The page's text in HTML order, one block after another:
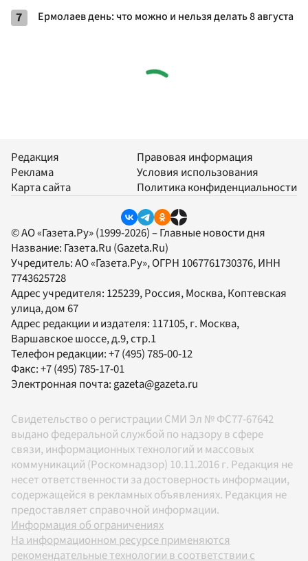
7 Ермолаев день: что можно и нельзя делать 8 августа
Редакция
Реклама
Карта сайта
Правовая информация
Условия использования
Политика конфиденциальности
© АО «Газета.Ру» (1999-2026) – Главные новости дня
Название: Газета.Ru (Gazeta.Ru)
Учредитель:АО «Газета.Ру», ОГРН 1067761730376, ИНН
7743625728
Адрес учредителя: 125239, Россия, Москва, Коптевская
улица, дом 67
Адрес редакции и издателя: 117105, г. Москва,
Варшавское шоссе, д.9, стр.1
Телефон редакции:+7 (495) 785-00-12
Факс:+7 (495) 785-17-01
Электронная почта:gazeta@gazeta.ru
Свидетельство о регистрации СМИ Эл № ФС77-67642
выдано федеральной службой по надзору в сфере
связи, информационных технологий и массовых
коммуникаций (Роскомнадзор) 10.11.2016 г. Редакция не
несет ответственности за достоверность информации,
содержащейся в рекламных объявлениях. Редакция не
предоставляет справочной информации.
Информация об ограничениях
На информационном ресурсе применяются
рекомендательные технологии в соответствии с